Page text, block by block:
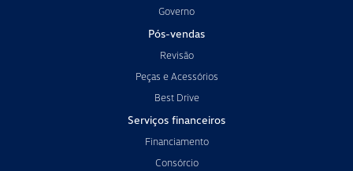
Governo
Pós-vendas
Revisão
Peças e Acessórios
Best Drive
Serviços financeiros
Financiamento
Consórcio